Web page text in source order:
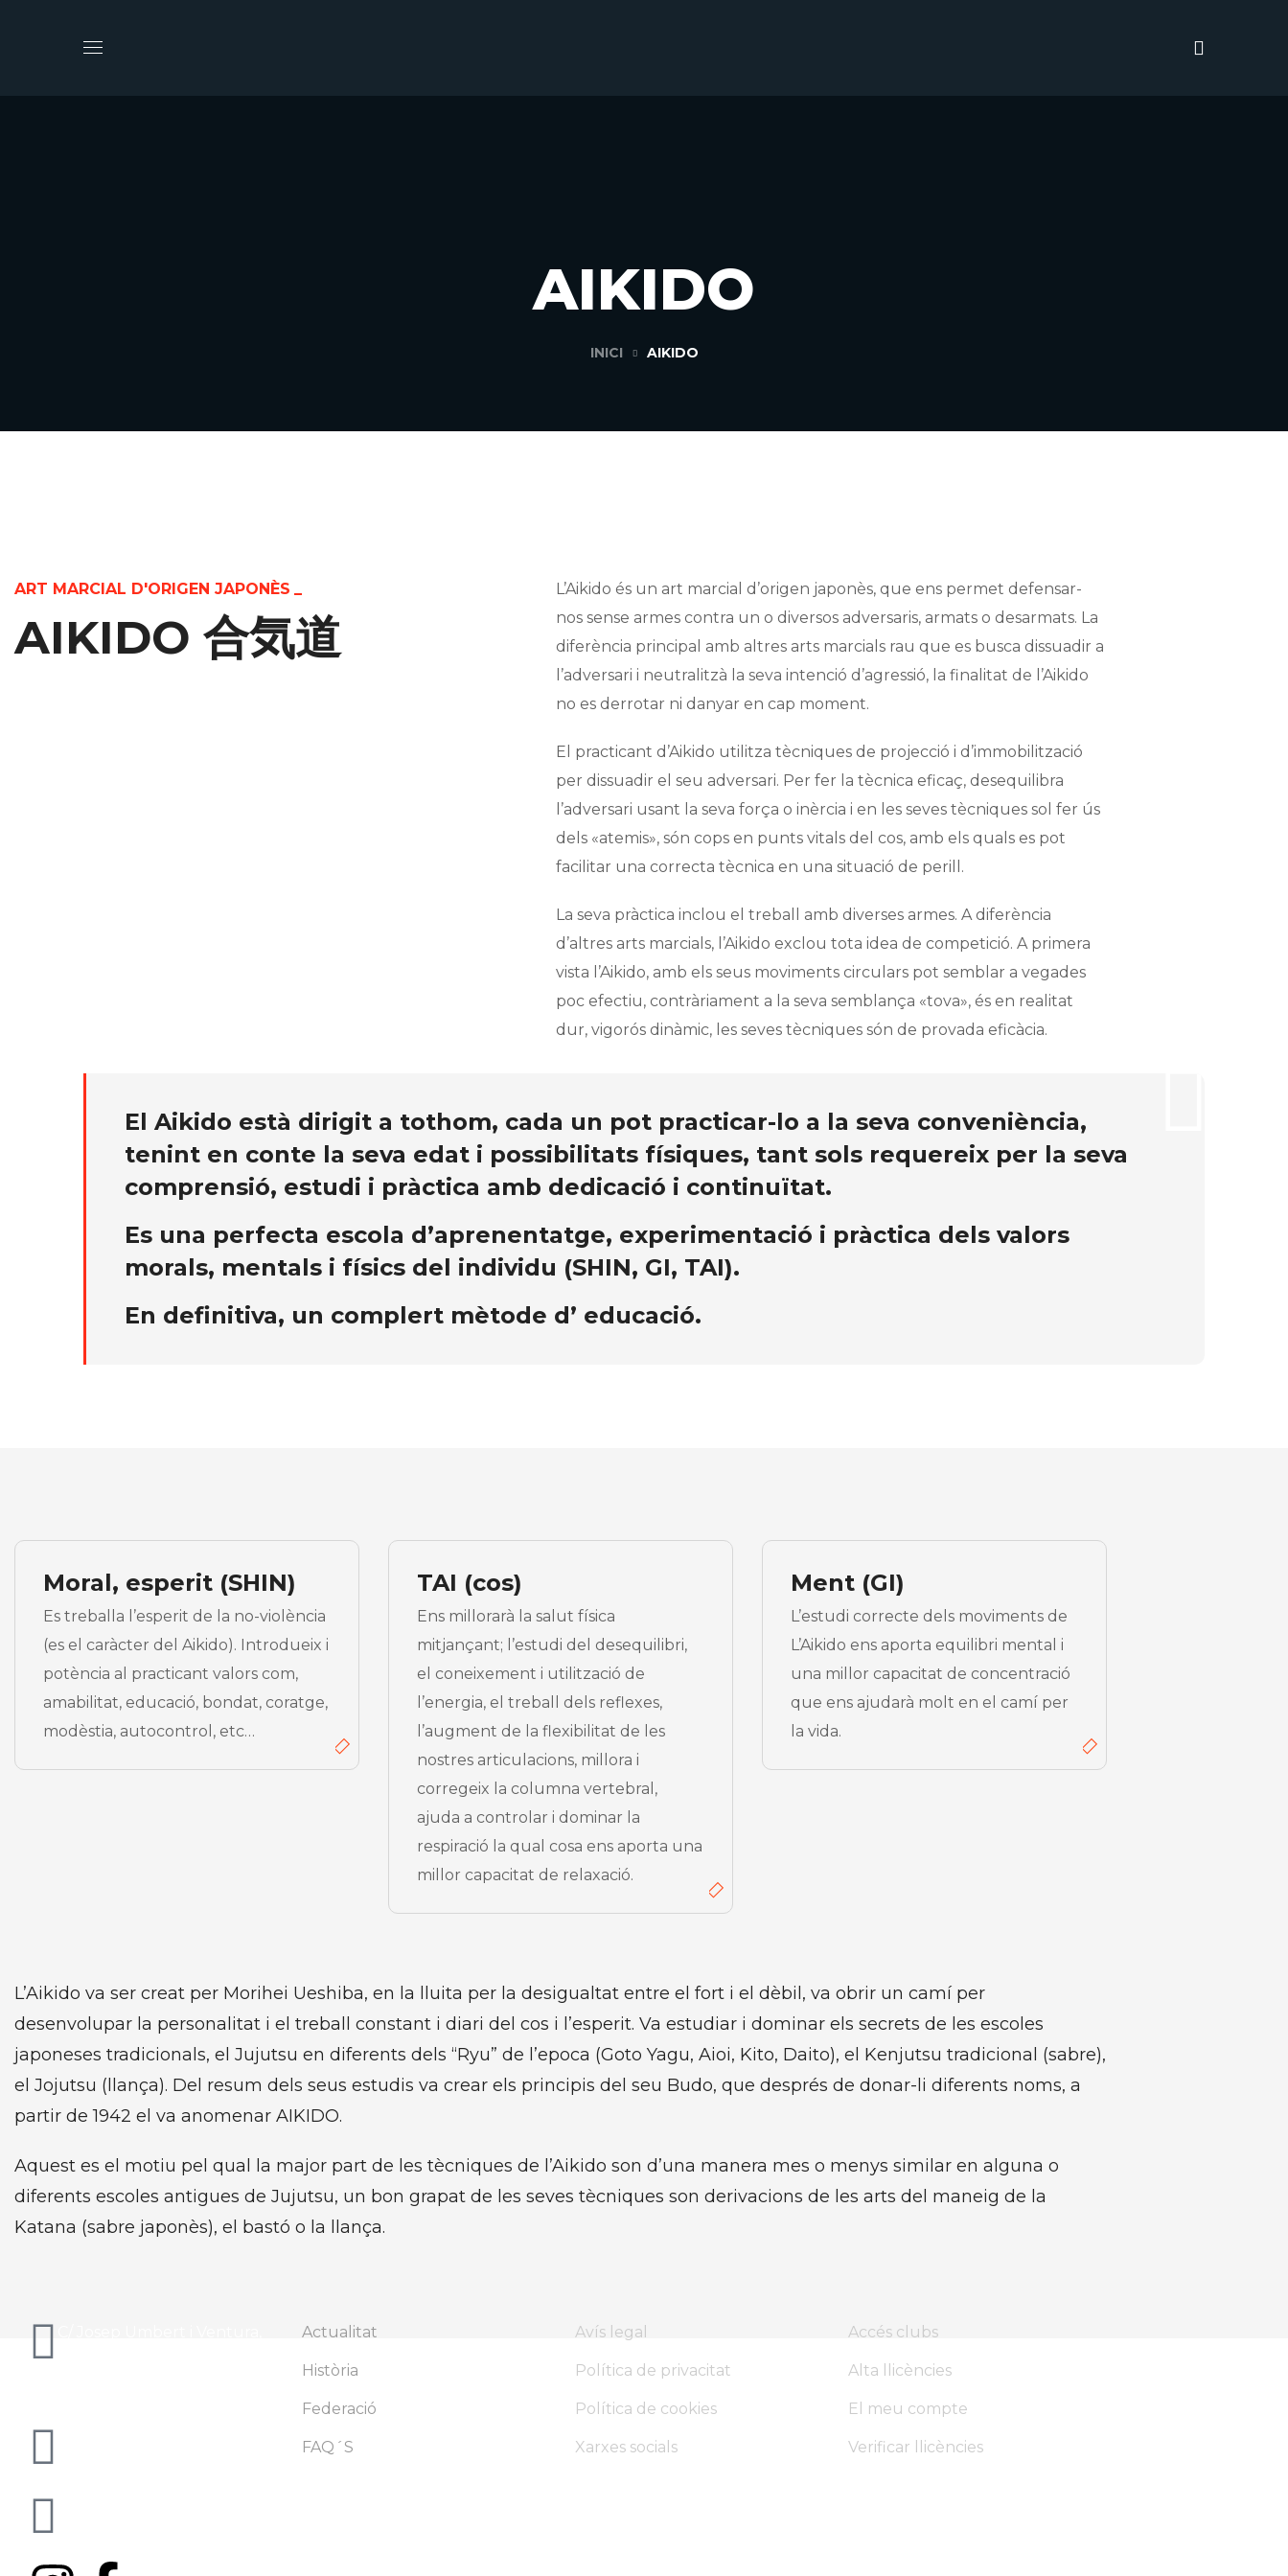
AIKIDO
INICI AIKIDO
ART MARCIAL D'ORIGEN JAPONÈS
AIKIDO 合気道
L’Aikido és un art marcial d’origen japonès, que ens permet defensar-
nos sense armes contra un o diversos adversaris, armats o desarmats. La
diferència principal amb altres arts marcials rau que es busca dissuadir a
l’adversari i neutralitzà la seva intenció d’agressió, la finalitat de l’Aikido
no es derrotar ni danyar en cap moment.
El practicant d’Aikido utilitza tècniques de projecció i d’immobilització
per dissuadir el seu adversari. Per fer la tècnica eficaç, desequilibra
l’adversari usant la seva força o inèrcia i en les seves tècniques sol fer ús
dels «atemis», són cops en punts vitals del cos, amb els quals es pot
facilitar una correcta tècnica en una situació de perill.
La seva pràctica inclou el treball amb diverses armes. A diferència
d’altres arts marcials, l’Aikido exclou tota idea de competició. A primera
vista l’Aikido, amb els seus moviments circulars pot semblar a vegades
poc efectiu, contràriament a la seva semblança «tova», és en realitat
dur, vigorós dinàmic, les seves tècniques són de provada eficàcia.
El Aikido està dirigit a tothom, cada un pot practicar-lo a la seva conveniència,
tenint en conte la seva edat i possibilitats físiques, tant sols requereix per la seva
comprensió, estudi i pràctica amb dedicació i continuïtat.
Es una perfecta escola d’aprenentatge, experimentació i pràctica dels valors
morals, mentals i físics del individu (SHIN, GI, TAI).
En definitiva, un complert mètode d’ educació.
Moral, esperit (SHIN)
Es treballa l’esperit de la no-violència
(es el caràcter del Aikido). Introdueix i
potència al practicant valors com,
amabilitat, educació, bondat, coratge,
modèstia, autocontrol, etc…
TAI (cos)
Ens millorarà la salut física
mitjançant; l’estudi del desequilibri,
el coneixement i utilització de
l’energia, el treball dels reflexes,
l’augment de la flexibilitat de les
nostres articulacions, millora i
corregeix la columna vertebral,
ajuda a controlar i dominar la
respiració la qual cosa ens aporta una
millor capacitat de relaxació.
Ment (GI)
L’estudi correcte dels moviments de
L’Aikido ens aporta equilibri mental i
una millor capacitat de concentració
que ens ajudarà molt en el camí per
la vida.
L’Aikido va ser creat per Morihei Ueshiba, en la lluita per la desigualtat entre el fort i el dèbil, va obrir un camí per
desenvolupar la personalitat i el treball constant i diari del cos i l’esperit. Va estudiar i dominar els secrets de les escoles
japoneses tradicionals, el Jujutsu en diferents dels “Ryu” de l’epoca (Goto Yagu, Aioi, Kito, Daito), el Kenjutsu tradicional (sabre),
el Jojutsu (llança). Del resum dels seus estudis va crear els principis del seu Budo, que després de donar-li diferents noms, a
partir de 1942 el va anomenar AIKIDO.
Aquest es el motiu pel qual la major part de les tècniques de l’Aikido son d’una manera mes o menys similar en alguna o
diferents escoles antigues de Jujutsu, un bon grapat de les seves tècniques son derivacions de les arts del maneig de la
Katana (sabre japonès), el bastó o la llança.
Actualitat
Història
Federació
FAQ´S
Avís legal
Política de privacitat
Política de cookies
Xarxes socials
Accés clubs
Alta llicències
El meu compte
Verificar llicències